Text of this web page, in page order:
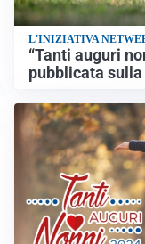
L'INIZIATIVA
“Tanti auguri
pubblicata